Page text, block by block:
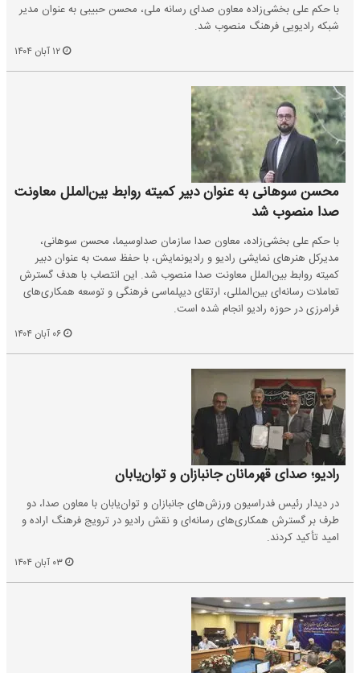
با حکم علی بخشی‌زاده معاون صدای رسانه ملی، محسن حبیبی به عنوان مدیر
شبکه رادیویی فرهنگ منصوب شد.
محسن سوهانی به عنوان دبیر کمیته روابط بین‌الملل معاونت
صدا منصوب شد
با حکم علی بخشی‌زاده، معاون صدا سازمان صداوسیما، محسن سوهانی،
مدیرکل هنرهای نمایشی رادیو و رادیونمایش، با حفظ سمت به عنوان دبیر
کمیته روابط بین‌الملل معاونت صدا منصوب شد. این انتصاب با هدف گسترش
تعاملات رسانه‌ای بین‌المللی، ارتقای دیپلماسی فرهنگی و توسعه همکاری‌های
فرامرزی در حوزه رادیو انجام شده است.
رادیو؛ صدای قهرمانان جانبازان و توان‌یابان
در دیدار رئیس فدراسیون ورزش‌های جانبازان و توان‌یابان با معاون صدا، دو
طرف بر گسترش همکاری‌های رسانه‌ای و نقش رادیو در ترویج فرهنگ اراده و
امید تأکید کردند.